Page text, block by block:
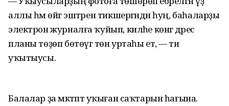
аллы һәм өйгә эштәрен тикшергәндән һуң, баһаларҙы
электрон журналға ҡуйып, киләһе көнгә дәрес
планы төҙөп бөтөүгә төн уртаһы етә, — ти
уҡытыусы.
Балалар ҙа мәктәптә уҡыған саҡтарын һағына.